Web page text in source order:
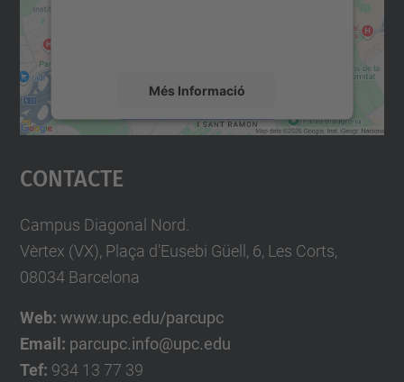
Més Informació
Accepta
powered by
Contacte
Campus Diagonal Nord.
Vèrtex (VX), Plaça d'Eusebi Güell, 6, Les Corts,
08034 Barcelona
Web: www.upc.edu/parcupc
Email: parcupc.info@upc.edu
Tef: 934 13 77 39